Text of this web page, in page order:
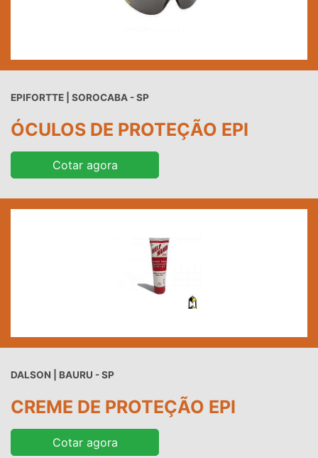
EPIFORTTE | SOROCABA - SP
ÓCULOS DE PROTEÇÃO EPI
Cotar agora
DALSON | BAURU - SP
CREME DE PROTEÇÃO EPI
Cotar agora